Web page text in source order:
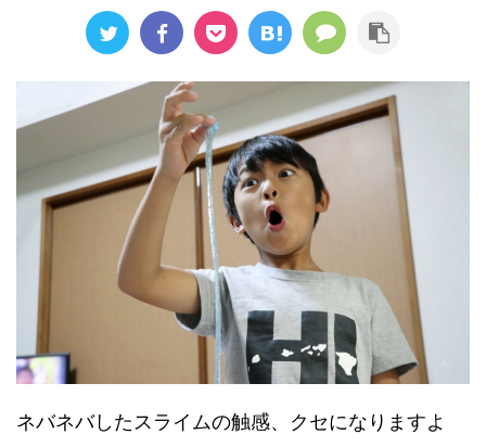
ネバネバしたスライムの触感、クセになりますよ